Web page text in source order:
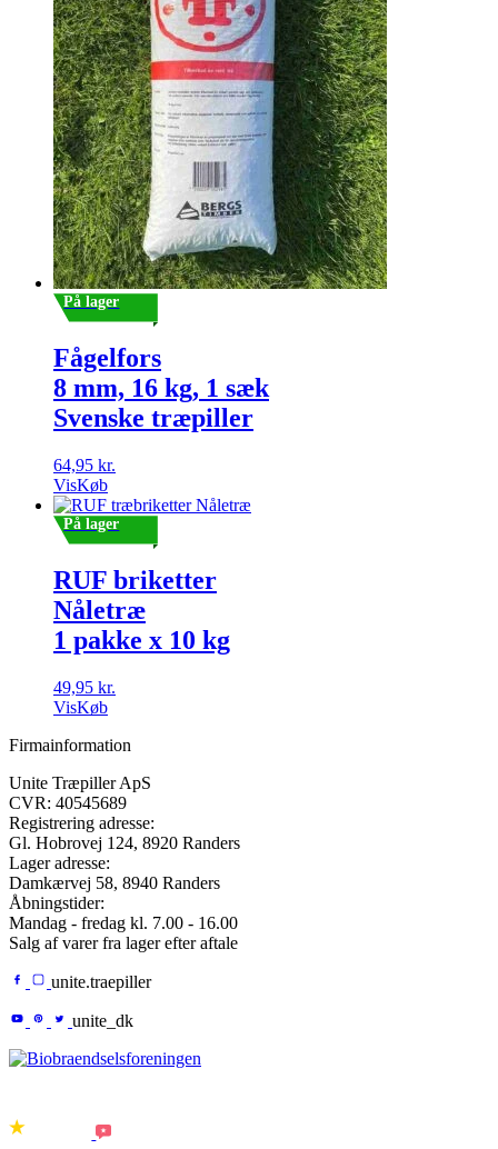
På lager
Fågelfors
8 mm, 16 kg, 1 sæk
Svenske træpiller
64,95 kr.
VisKøb
På lager
RUF briketter
Nåletræ
1 pakke x 10 kg
49,95 kr.
VisKøb
Firmainformation
Unite Træpiller ApS
CVR: 40545689
Registrering adresse:
Gl. Hobrovej 124, 8920 Randers
Lager adresse:
Damkærvej 58, 8940 Randers
Åbningstider:
Mandag - fredag kl. 7.00 - 16.00
Salg af varer fra lager efter aftale
unite.traepiller
unite_dk